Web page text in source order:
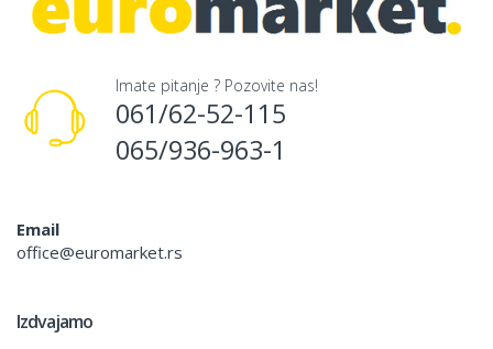
Imate pitanje ? Pozovite nas!
061/62-52-115
065/936-963-1
Email
office@euromarket.rs
Izdvajamo